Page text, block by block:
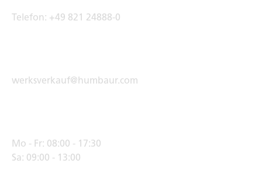
Telefon: +49 821 24888-0
werksverkauf@humbaur.com
Mo - Fr: 08:00 - 17:30
Sa: 09:00 - 13:00